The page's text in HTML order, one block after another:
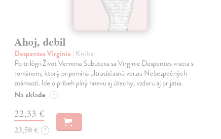
Ahoj, debil
Despentes Virginie | Kniha
Po trilógii Život Vernona Subutexa sa Virginie Despentes vracia s
románom, ktorý pripomína ultrasúčasnú verziu Nebezpečných
známostí. Ide o príbeh plný hnevu aj útechy, vzdoru aj prijatia.
Na sklade ?
22,33 €
23,50 € ?